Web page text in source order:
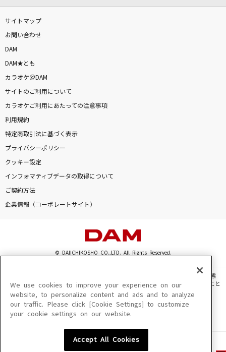
サイトマップ
お問い合わせ
DAM
DAM★とも
カラオケ＠DAM
サイトのご利用について
カラオケご利用にあたっての注意事項
利用規約
特定商取引法に基づく表示
プライバシーポリシー
クッキー設定
インフォマティブデータの取得について
ご契約方法
企業情報（コーポレートサイト）
© DAIICHIKOSHO CO.,LTD. All Rights Reserved.
このサイトに掲載されている一切の文章・画像・写真・動画・音声等を、手段や形態
を問わず、著作権法の定める範囲を超えて無断で複製、転載、ファイル化などすること
を禁じます。
楽曲及びコンテンツは、機種によりご利用いただけない場合があります。
楽曲及びコンテンツの配信日、配信内容が変更になる場合があります。
We use cookies to improve your experience on our
website, to personalize content and ads and to analyze
our traffic. Please click [Cookie Settings] to customize
your cookie settings on our website.
Accept All Cookies